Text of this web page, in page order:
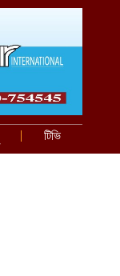
টিভি